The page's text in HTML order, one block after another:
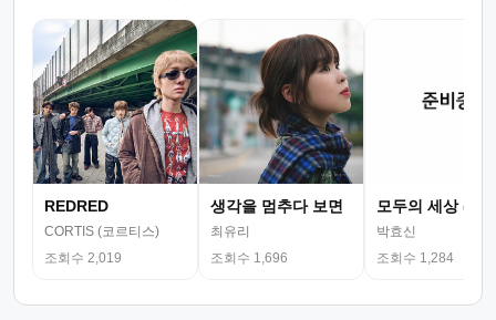
REDRED
CORTIS (코르티스)
조회수 2,019
생각을 멈추다 보면
최유리
조회수 1,696
모두의 세상 (뮤
박효신
조회수 1,284